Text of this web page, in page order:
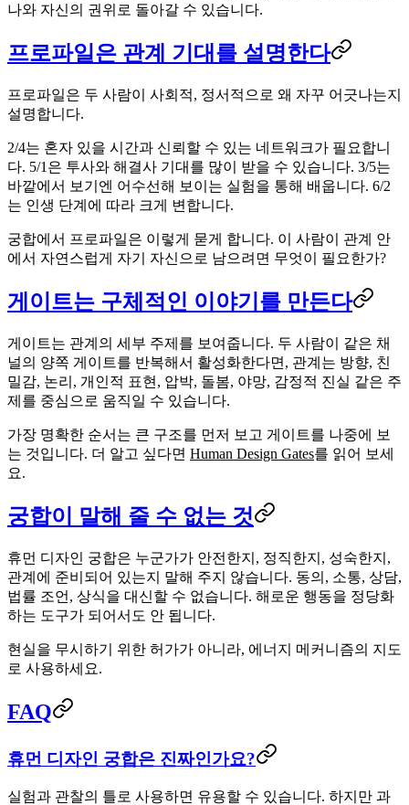
나와 자신의 권위로 돌아갈 수 있습니다.
프로파일은 관계 기대를 설명한다
프로파일은 두 사람이 사회적, 정서적으로 왜 자꾸 어긋나는지
설명합니다.
2/4는 혼자 있을 시간과 신뢰할 수 있는 네트워크가 필요합니
다. 5/1은 투사와 해결사 기대를 많이 받을 수 있습니다. 3/5는
바깥에서 보기엔 어수선해 보이는 실험을 통해 배웁니다. 6/2
는 인생 단계에 따라 크게 변합니다.
궁합에서 프로파일은 이렇게 묻게 합니다. 이 사람이 관계 안
에서 자연스럽게 자기 자신으로 남으려면 무엇이 필요한가?
게이트는 구체적인 이야기를 만든다
게이트는 관계의 세부 주제를 보여줍니다. 두 사람이 같은 채
널의 양쪽 게이트를 반복해서 활성화한다면, 관계는 방향, 친
밀감, 논리, 개인적 표현, 압박, 돌봄, 야망, 감정적 진실 같은 주
제를 중심으로 움직일 수 있습니다.
가장 명확한 순서는 큰 구조를 먼저 보고 게이트를 나중에 보
는 것입니다. 더 알고 싶다면 Human Design Gates를 읽어 보세
요.
궁합이 말해 줄 수 없는 것
휴먼 디자인 궁합은 누군가가 안전한지, 정직한지, 성숙한지,
관계에 준비되어 있는지 말해 주지 않습니다. 동의, 소통, 상담,
법률 조언, 상식을 대신할 수 없습니다. 해로운 행동을 정당화
하는 도구가 되어서도 안 됩니다.
현실을 무시하기 위한 허가가 아니라, 에너지 메커니즘의 지도
로 사용하세요.
FAQ
휴먼 디자인 궁합은 진짜인가요?
실험과 관찰의 틀로 사용하면 유용할 수 있습니다. 하지만 과